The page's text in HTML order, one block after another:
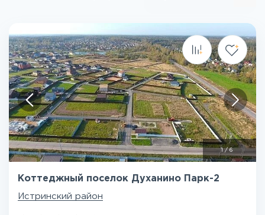
1/ 6
Коттеджный поселок Духанино Парк-2
Истринский район